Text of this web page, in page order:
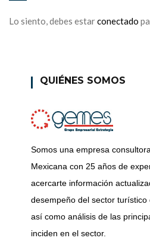
Lo siento, debes estarconectado
QUIÉNES SOMOS
Somos una empresa
Mexicana con 25 años de
acercarte información
desempeño del sector turístico
así como análisis de las
inciden en el sector.